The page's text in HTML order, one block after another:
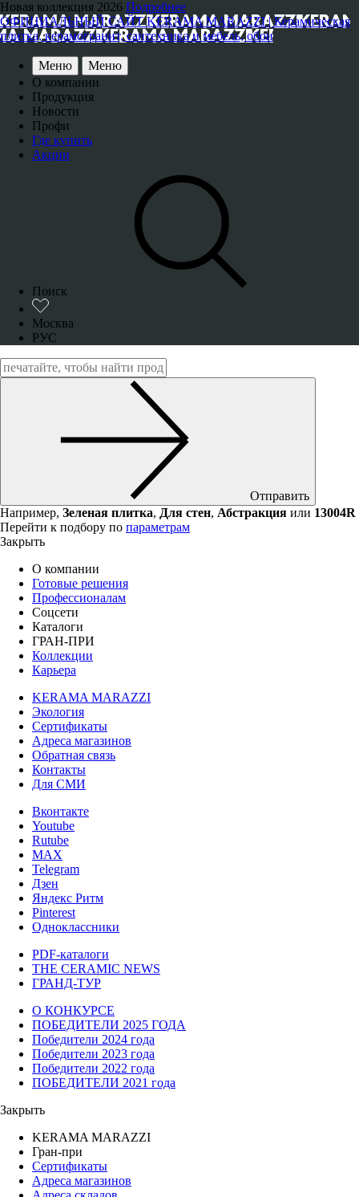
Новая коллекция 2026 Подробнее
ОФИЦИАЛЬНЫЙ САЙТ KERAMA MARAZZI | Керамическая
плитка, керамогранит, сантехника и мебель, обои
Меню
Меню
О компании
Продукция
Новости
Профи
Где купить
Акции
Поиск
Москва
РУС
Отправить
Например, Зеленая плитка, Для стен, Абстракция или 13004R
Перейти к подбору по параметрам
Закрыть
О компании
Готовые решения
Профессионалам
Соцсети
Каталоги
ГРАН-ПРИ
Коллекции
Карьера
KERAMA MARAZZI
Экология
Сертификаты
Адреса магазинов
Обратная связь
Контакты
Для СМИ
Вконтакте
Youtube
Rutube
MAX
Telegram
Дзен
Яндекс Ритм
Pinterest
Одноклассники
PDF-каталоги
THE CERAMIC NEWS
ГРАНД-ТУР
О КОНКУРСЕ
ПОБЕДИТЕЛИ 2025 ГОДА
Победители 2024 года
Победители 2023 года
Победители 2022 года
ПОБЕДИТЕЛИ 2021 года
Закрыть
KERAMA MARAZZI
Гран-при
Сертификаты
Адреса магазинов